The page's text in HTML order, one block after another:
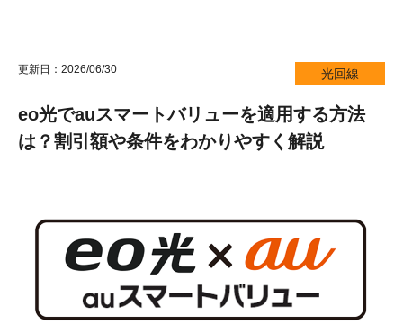
更新日：2026/06/30 光回線
eo光でauスマートバリューを適用する方法
は？割引額や条件をわかりやすく解説